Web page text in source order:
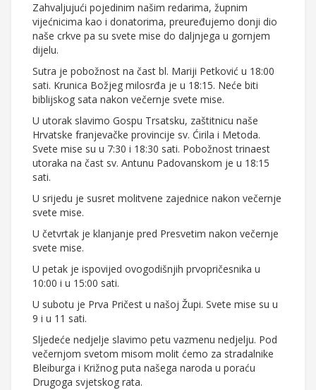
Zahvaljujući pojedinim našim redarima, župnim
vijećnicima kao i donatorima, preuređujemo donji dio
naše crkve pa su svete mise do daljnjega u gornjem
dijelu.
Sutra je pobožnost na čast bl. Mariji Petković u 18:00
sati. Krunica Božjeg milosrđa je u 18:15. Neće biti
biblijskog sata nakon večernje svete mise.
U utorak slavimo Gospu Trsatsku, zaštitnicu naše
Hrvatske franjevačke provincije sv. Ćirila i Metoda.
Svete mise su u 7:30 i 18:30 sati. Pobožnost trinaest
utoraka na čast sv. Antunu Padovanskom je u 18:15
sati.
U srijedu je susret molitvene zajednice nakon večernje
svete mise.
U četvrtak je klanjanje pred Presvetim nakon večernje
svete mise.
U petak je ispovijed ovogodišnjih prvopričesnika u
10:00 i u 15:00 sati.
U subotu je Prva Pričest u našoj Župi. Svete mise su u
9 i u 11 sati.
Sljedeće nedjelje slavimo petu vazmenu nedjelju. Pod
večernjom svetom misom molit ćemo za stradalnike
Bleiburga i Križnog puta našega naroda u poraću
Drugoga svjetskog rata.